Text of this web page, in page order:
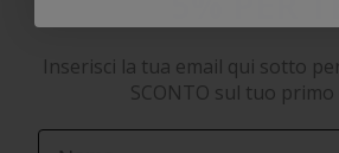
Inserisci la tua email qui sotto
SCONTO sul tuo
First Name